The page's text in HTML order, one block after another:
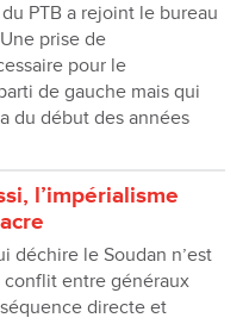
PTB a rejoint le bureau
prise de
pour le
de gauche mais qui
du début des années
l’impérialisme
déchire le Soudan n’est
conflit entre généraux
directe et